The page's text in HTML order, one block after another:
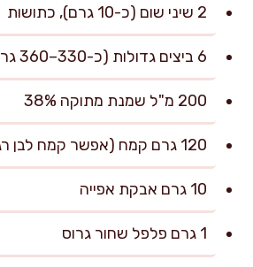
2 שיני שום (כ-10 גרם), כתושות
6 ביצים גדולות (כ-330–360 גרם ללא קליפה)
200 מ"ל שמנת מתוקה 38%
120 גרם קמח (אפשר קמח לבן רגיל)
10 גרם אבקת אפייה
1 גרם פלפל שחור גרוס